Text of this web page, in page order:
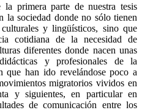
primera parte de nuestra tesis
la sociedad donde no sólo tienen
y lingüísticos, sino que
cotidiana de la necesidad de
diferentes donde nacen unas
y profesionales de la
que han ido revelándose poco a
migratorios vividos en
y siguientes, en particular en
de comunicación entre los